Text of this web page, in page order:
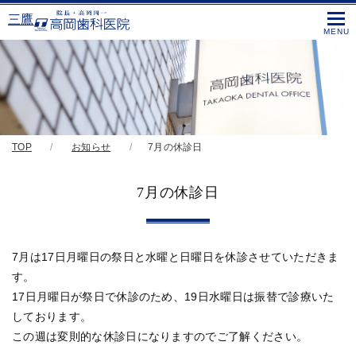
三鷹
TOP お知らせ 7月の休診日
7月の休診日
7月は17日月曜日の祭日と水曜と日曜日を休診させていただきま
す。
17日月曜日が祭日で休診のため、19日水曜日は振替で診療いた
しております。
この週は変則的な休診日になりますのでご了解ください。